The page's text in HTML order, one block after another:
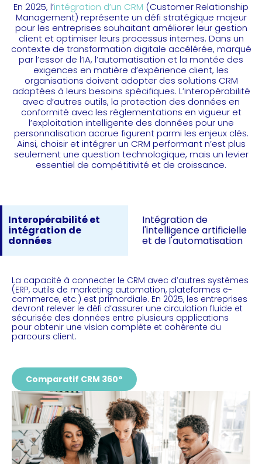
En 2025, l’intégration d’un CRM (Customer Relationship
Management) représente un défi stratégique majeur
pour les entreprises souhaitant améliorer leur gestion
client et optimiser leurs processus internes. Dans un
contexte de transformation digitale accélérée, marqué
par l’essor de l’IA, l’automatisation et la montée des
exigences en matière d’expérience client, les
organisations doivent adopter des solutions CRM
adaptées à leurs besoins spécifiques. L’interopérabilité
avec d’autres outils, la protection des données en
conformité avec les réglementations en vigueur et
l’exploitation intelligente des données pour une
personnalisation accrue figurent parmi les enjeux clés.
Ainsi, choisir et intégrer un CRM performant n’est plus
seulement une question technologique, mais un levier
essentiel de compétitivité et de croissance.
Interopérabilité et
intégration de
données
Intégration de
l'intelligence artificielle
et de l'automatisation
La capacité à connecter le CRM avec d’autres systèmes
(ERP, outils de marketing automation, plateformes e-
commerce, etc.) est primordiale. En 2025, les entreprises
devront relever le défi d’assurer une circulation fluide et
sécurisée des données entre plusieurs applications
pour obtenir une vision complète et cohérente du
parcours client.
Comparatif CRM 360°